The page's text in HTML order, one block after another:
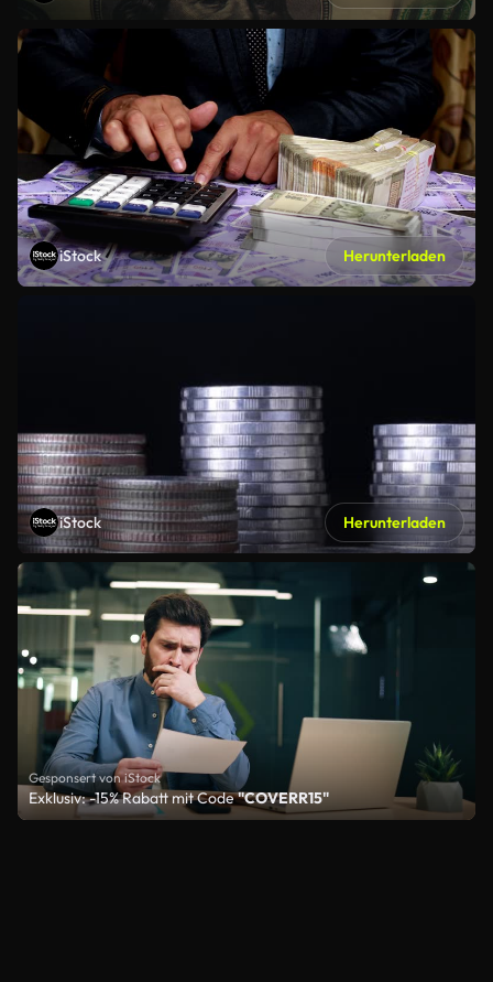
iStock Herunterladen
iStock Herunterladen
Gesponsert von iStock
Exklusiv: -15% Rabatt mit Code"COVERR15"